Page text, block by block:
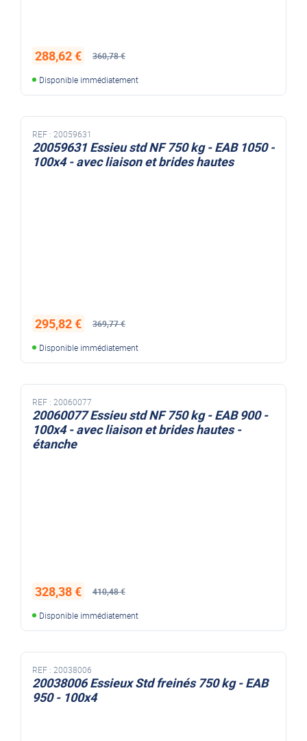
360,78 €
288,62 €
Disponible immédiatement
REF : 20059631
20059631 Essieu std NF 750 kg - EAB 1050 -
100x4 - avec liaison et brides hautes
369,77 €
295,82 €
Disponible immédiatement
REF : 20060077
20060077 Essieu std NF 750 kg - EAB 900 -
100x4 - avec liaison et brides hautes -
étanche
410,48 €
328,38 €
Disponible immédiatement
REF : 20038006
20038006 Essieux Std freinés 750 kg - EAB
950 - 100x4